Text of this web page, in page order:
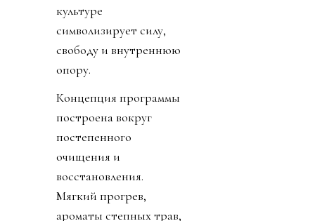
культуре
символизирует силу,
свободу и внутреннюю
опору.
Концепция программы
построена вокруг
постепенного
очищения и
восстановления.
Мягкий прогрев,
ароматы степных трав,